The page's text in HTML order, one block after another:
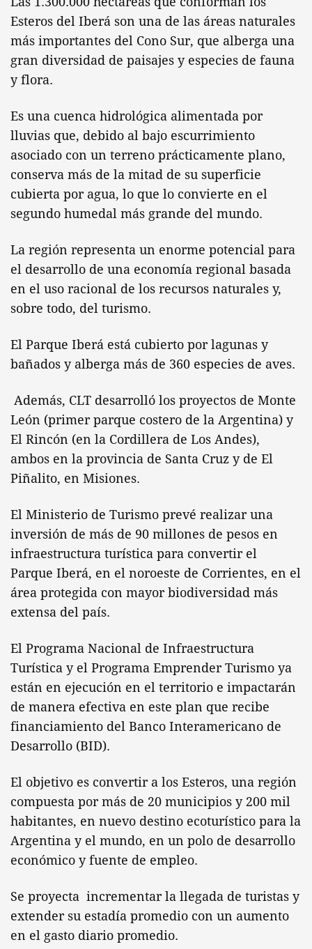
Esteros del Iberá son una de las áreas naturales
más importantes del Cono Sur, que alberga una
gran diversidad de paisajes y especies de fauna
y flora.
Es una cuenca hidrológica alimentada por
lluvias que, debido al bajo escurrimiento
asociado con un terreno prácticamente plano,
conserva más de la mitad de su superficie
cubierta por agua, lo que lo convierte en el
segundo humedal más grande del mundo.
La región representa un enorme potencial para
el desarrollo de una economía regional basada
en el uso racional de los recursos naturales y,
sobre todo, del turismo.
El Parque Iberá está cubierto por lagunas y
bañados y alberga más de 360 especies de aves.
Además, CLT desarrolló los proyectos de Monte
León (primer parque costero de la Argentina) y
El Rincón (en la Cordillera de Los Andes),
ambos en la provincia de Santa Cruz y de El
Piñalito, en Misiones.
El Ministerio de Turismo prevé realizar una
inversión de más de 90 millones de pesos en
infraestructura turística para convertir el
Parque Iberá, en el noroeste de Corrientes, en el
área protegida con mayor biodiversidad más
extensa del país.
El Programa Nacional de Infraestructura
Turística y el Programa Emprender Turismo ya
están en ejecución en el territorio e impactarán
de manera efectiva en este plan que recibe
financiamiento del Banco Interamericano de
Desarrollo (BID).
El objetivo es convertir a los Esteros, una región
compuesta por más de 20 municipios y 200 mil
habitantes, en nuevo destino ecoturístico para la
Argentina y el mundo, en un polo de desarrollo
económico y fuente de empleo.
Se proyecta incrementar la llegada de turistas y
extender su estadía promedio con un aumento
en el gasto diario promedio.